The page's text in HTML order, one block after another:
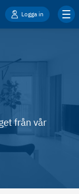
Logga in
från vår